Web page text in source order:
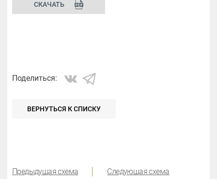
СКАЧАТЬ
ВЕРНУТЬСЯ К СПИСКУ
Предыдущая схема Следующая схема